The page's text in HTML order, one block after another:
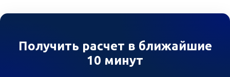
Получить расчет в ближайшие
10 минут